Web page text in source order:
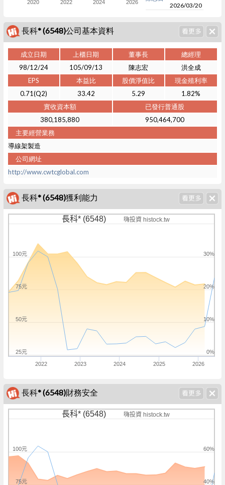
2020 2022 2024 2026
2026/03/20
長科* (6548)公司基本資料
成立日期 上櫃日期 董事長
總經理
98/12/24
105/09/13 陳志宏
洪全成
EPS
本益比 股價淨值比
現金殖利率
0.71(Q2)
33.42 5.29
1.82%
實收資本額
已發行普通股
380,185,880
950,464,700
主要經營業務
導線架製造
公司網址
http://www.cwtcglobal.com
長科* (6548)獲利能力
長科* (6548) 嗨投資 histock.tw
2022 2023 2024 2025 2026
0%
10%
20%
30%
25元
50元
75元
100元
長科* (6548)財務安全
長科* (6548) 嗨投資 histock.tw
40%
60%
75元
100元